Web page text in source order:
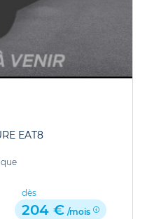
EAT8
dès
204 € /mois